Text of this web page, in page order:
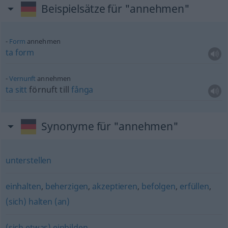
Beispielsätze für "annehmen"
Form annehmen
ta form
Vernunft annehmen
ta sitt förnuft tillfånga
Synonyme für "annehmen"
unterstellen
einhalten, beherzigen, akzeptieren, befolgen, erfüllen,
(sich) halten (an)